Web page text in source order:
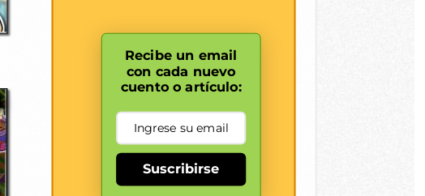
Recibe un email
con cada nuevo
cuento o artículo:
Suscribirse